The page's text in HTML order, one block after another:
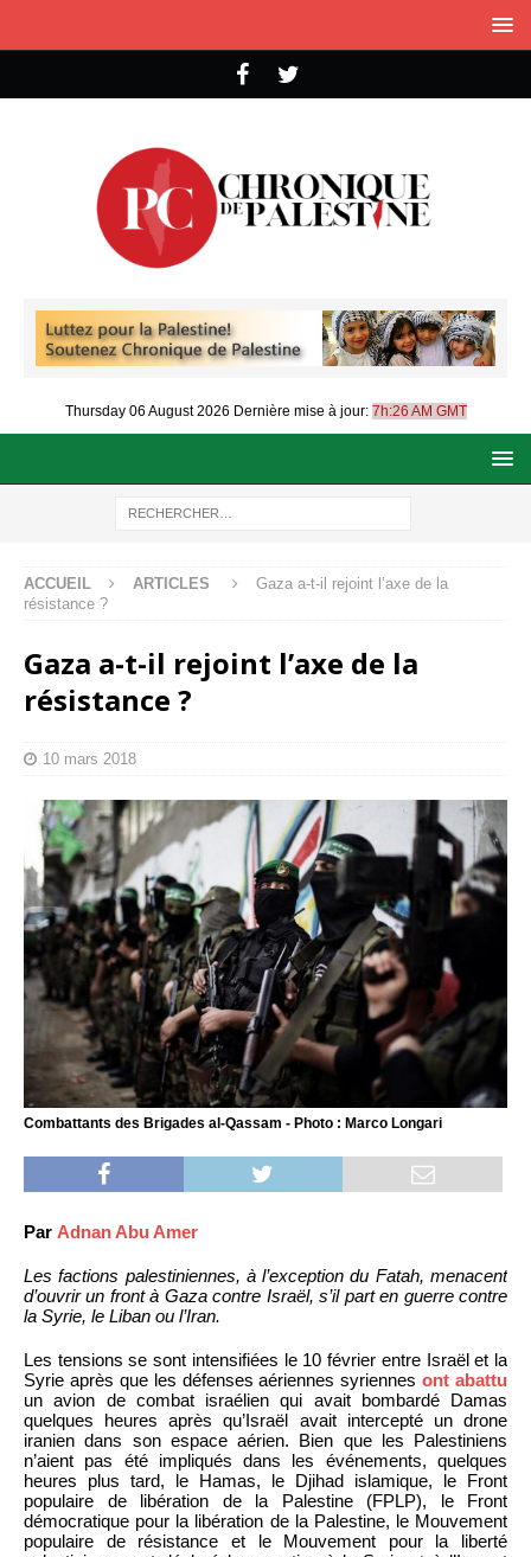
Thursday 06 August 2026 Dernière mise à jour: 7h:26 AM GMT
ACCUEIL ARTICLES
Gaza a-t-il rejoint l’axe de la
résistance ?
Gaza a-t-il rejoint l’axe de la
résistance ?
10 mars 2018
Combattants des Brigades al-Qassam - Photo : Marco Longari
Par Adnan Abu Amer
Les factions palestiniennes, à l’exception du Fatah, menacent
d’ouvrir un front à Gaza contre Israël, s’il part en guerre contre
la Syrie, le Liban ou l’Iran.
Les tensions se sont intensifiées le 10 février entre Israël et la
Syrie après que les défenses aériennes syriennesont abattu
un avion de combat israélien qui avait bombardé Damas
quelques heures après qu’Israël avait intercepté un drone
iranien dans son espace aérien. Bien que les Palestiniens
n’aient pas été impliqués dans les événements, quelques
heures plus tard, le Hamas, le Djihad islamique, le Front
populaire de libération de la Palestine (FPLP), le Front
démocratique pour la libération de la Palestine, le Mouvement
populaire de résistance et le Mouvement pour la liberté